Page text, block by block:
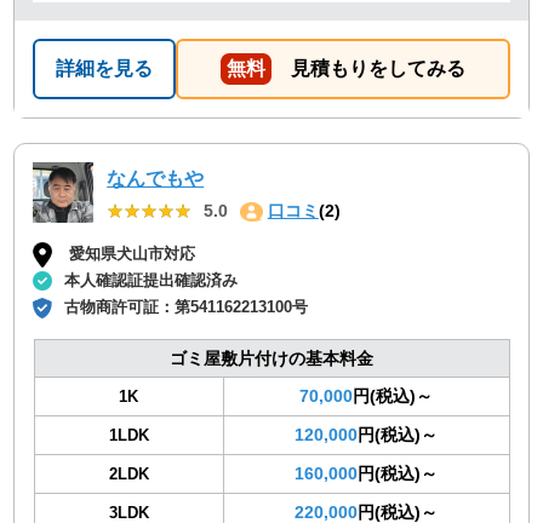
詳細を見る 無料 見積もりをしてみる
なんでもや
★★★★★
★★★★★ 5.0 口コミ (2)
愛知県犬山市対応
本人確認証提出確認済み
古物商許可証：第541162213100号
ゴミ屋敷片付けの基本料金
1K 70,000円(税込)～
1LDK 120,000円(税込)～
2LDK 160,000円(税込)～
3LDK 220,000円(税込)～